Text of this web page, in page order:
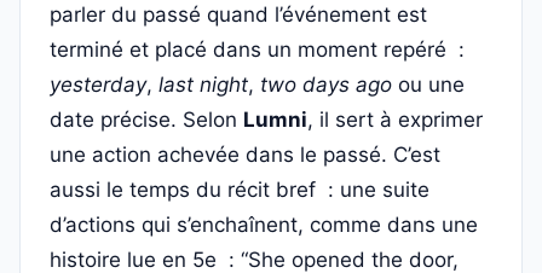
parler du passé quand l’événement est
terminé et placé dans un moment repéré :
yesterday, last night, two days ago ou une
date précise. Selon Lumni, il sert à exprimer
une action achevée dans le passé. C’est
aussi le temps du récit bref : une suite
d’actions qui s’enchaînent, comme dans une
histoire lue en 5e : “She opened the door,